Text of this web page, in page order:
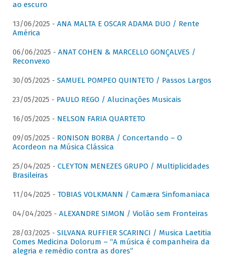
ao escuro
13/06/2025 - ANA MALTA E OSCAR ADAMA DUO / Rente
América
06/06/2025 - ANAT COHEN & MARCELLO GONÇALVES /
Reconvexo
30/05/2025 - SAMUEL POMPEO QUINTETO / Passos Largos
23/05/2025 - PAULO REGO / Alucinações Musicais
16/05/2025 - NELSON FARIA QUARTETO
09/05/2025 - RONISON BORBA / Concertando – O
Acordeon na Música Clássica
25/04/2025 - CLEYTON MENEZES GRUPO / Multiplicidades
Brasileiras
11/04/2025 - TOBIAS VOLKMANN / Camæra Sinfomaniaca
04/04/2025 - ALEXANDRE SIMON / Violão sem Fronteiras
28/03/2025 - SILVANA RUFFIER SCARINCI / Musica Laetitia
Comes Medicina Dolorum – “A música é companheira da
alegria e remédio contra as dores”